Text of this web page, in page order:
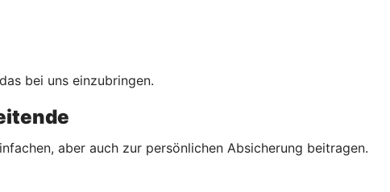
bei uns einzubringen.
aber auch zur persönlichen Absicherung beitragen.